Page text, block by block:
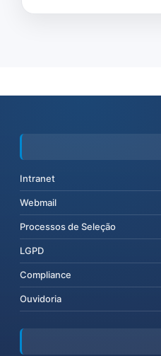
Intranet
Webmail
Processos de Seleção
LGPD
Compliance
Ouvidoria